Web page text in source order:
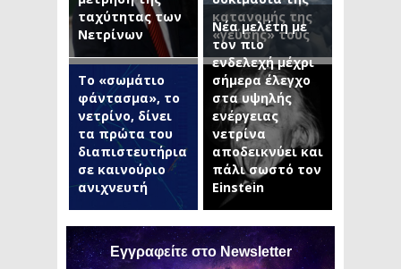
ταχύτητας των
Νετρίνων
κατανομής της
«γεύσης» τους
Το «σωμάτιο
φάντασμα», το
νετρίνο, δίνει
τα πρώτα του
διαπιστευτήρια
σε καινούριο
ανιχνευτή
Νέα μελέτη με
τον πιο
ενδελεχή μέχρι
σήμερα έλεγχο
στα υψηλής
ενέργειας
νετρίνα
αποδεικνύει και
πάλι σωστό τον
Einstein
Εγγραφείτε στο Newsletter